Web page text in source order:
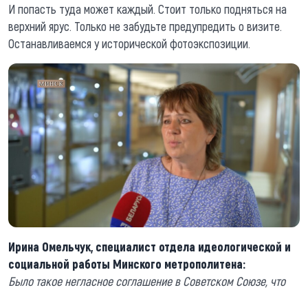
И попасть туда может каждый. Стоит только подняться на
верхний ярус. Только не забудьте предупредить о визите.
Останавливаемся у исторической фотоэкспозиции.
Ирина Омельчук, специалист отдела идеологической и
социальной работы Минского метрополитена:
Было такое негласное соглашение в Советском Союзе, что